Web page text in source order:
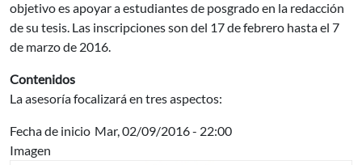
objetivo es apoyar a estudiantes de posgrado en la redacción
de su tesis. Las inscripciones son del 17 de febrero hasta el 7
de marzo de 2016.
Contenidos
La asesoría focalizará en tres aspectos:
Fecha de inicio Mar, 02/09/2016 - 22:00
Imagen